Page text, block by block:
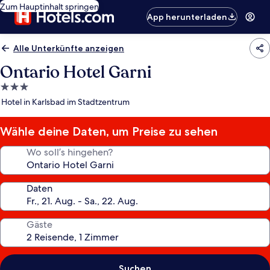
Zum Hauptinhalt springen
App herunterladen
Alle Unterkünfte anzeigen
Ontario Hotel Garni
3.0-
Sterne-
Hotel in Karlsbad im Stadtzentrum
Wähle deine Daten, um Preise zu sehen
Wo soll’s hingehen?
Daten
Gäste